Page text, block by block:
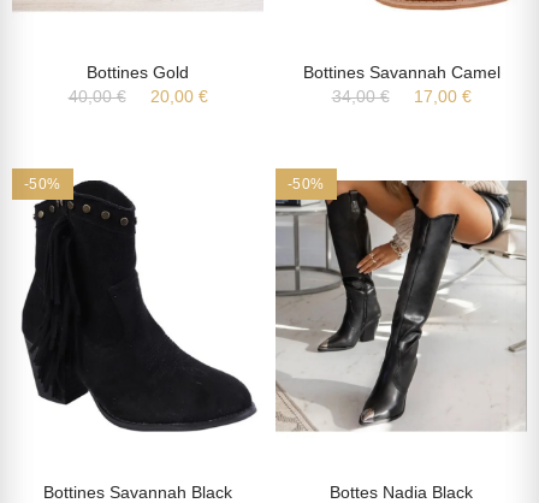
Bottines Gold
40,00 €
20,00 €
Bottines Savannah Camel
34,00 €
17,00 €
-50%
Bottines Savannah Black
-50%
Bottes Nadia Black